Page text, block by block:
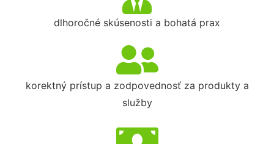
dlhoročné skúsenosti a bohatá prax
korektný prístup a zodpovednosť za produkty a
služby